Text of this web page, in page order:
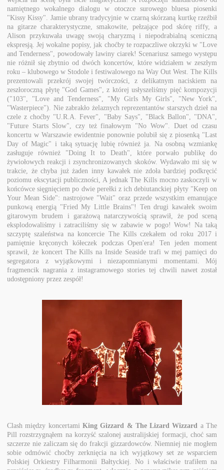
namiętnego wokalnego dialogu w otoczce surowego bluesa piosenki
"Kissy Kissy". Jamie ubrany tradycyjnie w czarną skórzaną kurtkę rzeźbił
na gitarze charakterystyczne, smakowite, pełzające pod skórę riffy, a
Alison przykuwała uwagę swoją charyzmą i niepodrabialną sceniczną
ekspresją. Jej wokalne popisy, jak choćby te rozpaczliwe okrzyki w "Love
and Tenderness", powodowały lawiny ciarek! Scenariusz samego występu
nie różnił się zbytnio od dwóch koncertów, które widziałem w zeszłym
roku – klubowego w Stodole i festiwalowego na Way Out West. The Kills
prezentowali przekrój swojej twórczości, z delikatnym naciskiem na
zeszłoroczną płytę "God Games", z której usłyszeliśmy pięć kompozycji
("103", "Love and Tenderness", "My Girls My Girls", "New York",
"Wasterpiece"). Nie zabrakło żelaznych reprezentantów starszych dzieł na
czele z choćby "U.R.A. Fever", "Baby Says", "Black Ballon", "DNA",
"Future Starts Slow", czy też finałowym "No Wow". Duet od czasu
koncertu w Warszawie ewidentnie ponownie polubił się z piosenką "Last
Day of Magic" i taką sytuację lubię również ja. Na osobną wzmiankę
zasługuje również "Doing It to Death", które porwało publikę do
żywiołowych reakcji i zsynchronizowanych skoków. Wydawało mi się w
trakcie, że chyba już żaden inny kawałek nie zdoła bardziej podkręcić
poziomu ekscytacji publiczności, A jednak The Kills mocno zaskoczyli w
końcówce sięgnięciem po dwie perełki z ich debiutanckiej płyty "Keep on
Your Mean Side": nastrojowe "Wait" oraz przede wszystkim emanujące
punkową energią "Fried My Little Brains"! Ten drugi kawałek swoim
gitarowym brudem i garażową natarczywością sprawił, że pod sceną
eksplodowaliśmy i zatraciliśmy się w zabawie w pogo! Wow! Na taką
szczyptę szaleństwa na koncercie The Kills czekałem od roku 2017 i
pamiętnie kręconych kółeczek podczas Open'era! Ten jeden moment
sprawił, że koncert The Kills na Inside Seaside trafi w mej pamięci do
segregatora z wyjątkowymi i niezapomnianymi momentami. Mój
fragmencik nagrania z instagramowego stories tej chwili nawet został
udostępniony przez zespół!
Clash między koncertami King Gizzard & The Lizard Wizzard a The
Pill rozstrzygnąłem na korzyść szalonej australijskiej formacji, choć sam
szczerze nie zaliczam się do frakcji gizzardowców. Niemniej nie mogłem
sobie odmówić choćby zerknięcia na ich wyjątkowy set ze wsparciem
Polskiej Orkiestry Filharmonii Bałtyckiej. No i właściwie trafiłem na